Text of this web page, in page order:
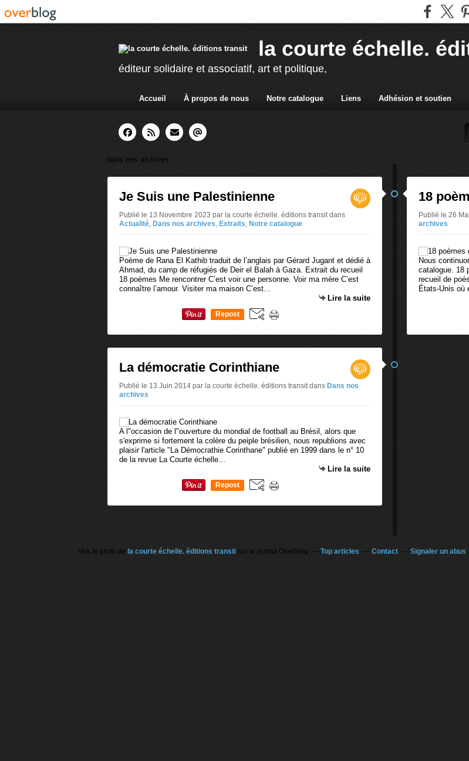
la courte échelle.
éditeur solidaire et associatif, art et politique,
Accueil À propos de nous Notre catalogue Liens Adhésion et soutien
dans nos archives
Je Suis une Palestinienne
Publié le 13 Novembre 2023 par la courte échelle. éditions transitdans
Actualité, Dans nos archives, Extraits, Notre catalogue
Poème de Rana El Kathib traduit de l’anglais par Gérard Jugant et dédié à
Ahmad, du camp de réfugiés de Deir el Balah à Gaza. Extrait du recueil
18 poèmes Me rencontrer C’est voir une personne. Voir ma mère C’est
connaître l’amour. Visiter ma maison C’est...
Lire la suite
Repost
La démocratie Corinthiane
Publié le 13 Juin 2014 par la courte échelle. éditions transitdans Dans nos
archives
A l"occasion de l"ouverture du mondial de football au Brésil, alors que
s'exprime si fortement la colère du peiple brésilien, nous republions avec
plaisir l'article "La Démocrathie Corinthane" publié en 1999 dans le n° 10
de la revue La Courte échelle...
Lire la suite
Repost
18
Publié le 26
archives
Nous
catalogue. 18
recueil de
États-Unis où
Voir le profil de la courte échelle. éditions transit sur le portail Overblog Top articles Contact Signaler un abus